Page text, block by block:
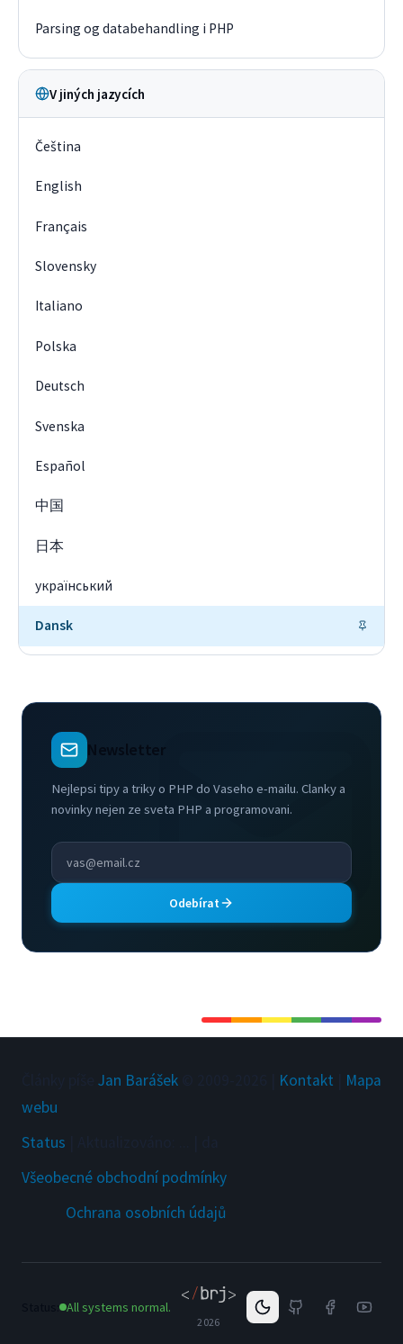
Parsing og databehandling i PHP
V jiných jazycích
Čeština
English
Français
Slovensky
Italiano
Polska
Deutsch
Svenska
Español
中国
日本
український
Dansk
Newsletter
Nejlepsi tipy a triky o PHP do Vaseho e-mailu. Clanky a
novinky nejen ze sveta PHP a programovani.
Odebírat
Jan Barášek Kontakt
Mapa
webu
Status
Všeobecné obchodní podmínky
Ochrana osobních údajů
All systems normal.
2026